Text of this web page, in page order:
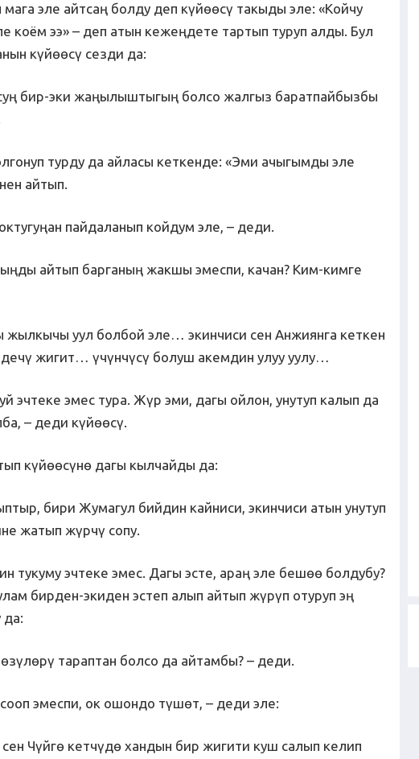
эле айтсаң болду деп күйөөсү такыды эле: «Койчу
коём ээ» – деп атын кежеңдете тартып туруп алды. Бул
күйөөсү сезди да:
бир-эки жаңылыштыгың болсо жалгыз баратпайбызбы
турду да айласы кеткенде: «Эми ачыгымды эле
айтып.
пайдаланып койдум эле, – деди.
айтып барганың жакшы эмеспи, качан? Ким-кимге
жылкычы уул болбой эле… экинчиси сен Анжиянга кеткен
жигит… үчүнчүсү болуш акемдин улуу уулу…
эчтеке эмес тура. Жүр эми, дагы ойлон, унутуп калып да
– деди күйөөсү.
күйөөсүнө дагы кылчайды да:
бири Жумагул бийдин кайниси, экинчиси атын унутуп
жатып жүрчү сопу.
тукуму эчтеке эмес. Дагы эсте, араң эле бешөө болдубу?
бирден-экиден эстеп алып айтып жүрүп отуруп эң
да:
тараптан болсо да айтамбы? – деди.
эмеспи, ок ошондо түшөт, – деди эле:
Чүйгө кетчүдө хандын бир жигити куш салып келип